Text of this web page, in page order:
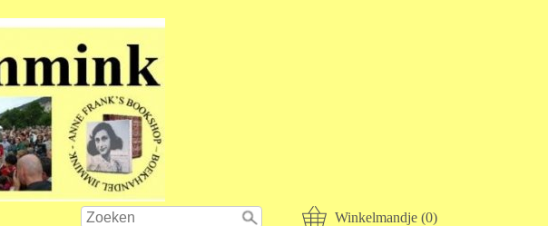
Winkelmandje (0)